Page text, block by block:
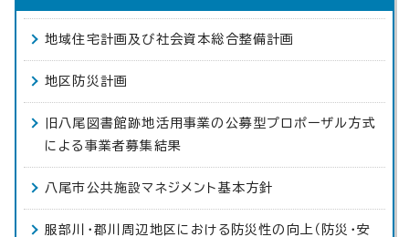
地域住宅計画及び社会資本総合整備計画
地区防災計画
旧八尾図書館跡地活用事業の公募型プロポーザル方式
による事業者募集結果
八尾市公共施設マネジメント基本方針
服部川・郡川周辺地区における防災性の向上（防災・安